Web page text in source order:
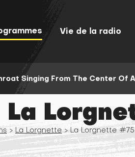
Vie de la radio
Singing From The Center Of
La
> La Lorgnette > La Lorgnette